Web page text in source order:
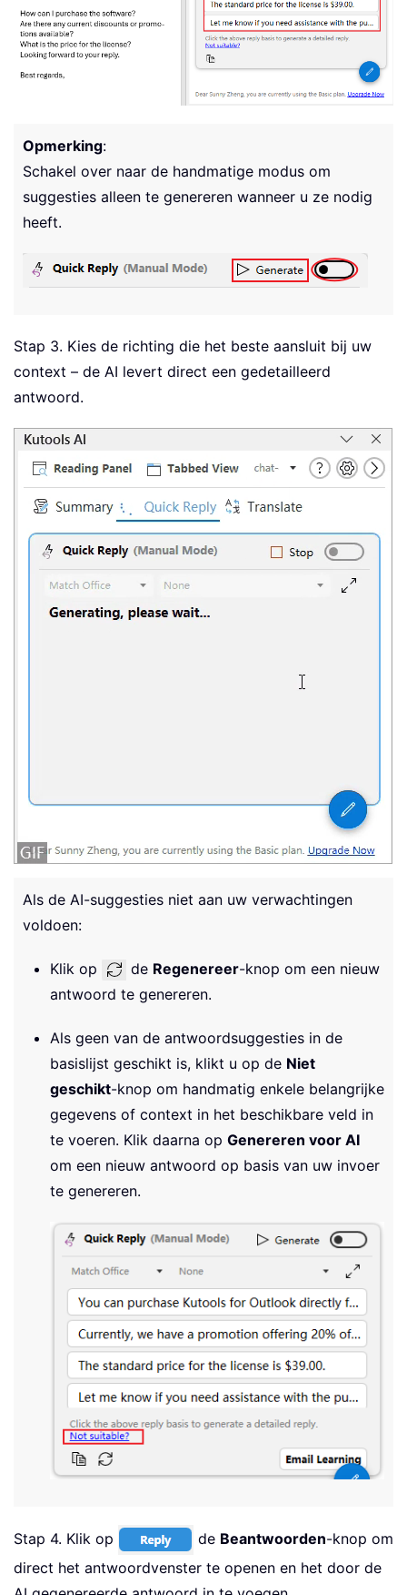
Opmerking:
Schakel over naar de handmatige modus om
suggesties alleen te genereren wanneer u ze nodig
heeft.
Stap 3. Kies de richting die het beste aansluit bij uw
context – de AI levert direct een gedetailleerd
antwoord.
Als de AI-suggesties niet aan uw verwachtingen
voldoen:
Klik op de Regenereer-knop om een nieuw
antwoord te genereren.
Als geen van de antwoordsuggesties in de
basislijst geschikt is, klikt u op de Niet
geschikt-knop om handmatig enkele belangrijke
gegevens of context in het beschikbare veld in
te voeren. Klik daarna op Genereren voor AI
om een nieuw antwoord op basis van uw invoer
te genereren.
Stap 4. Klik op de Beantwoorden-knop om
direct het antwoordvenster te openen en het door de